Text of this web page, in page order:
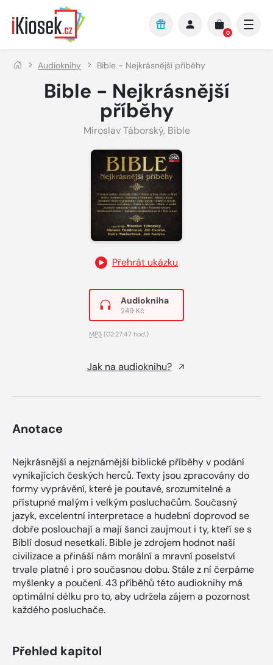
Přejít na hlavní obsah
0
Audioknihy Bible - Nejkrásnější příběhy
Bible - Nejkrásnější
příběhy
Miroslav Táborský, Bible
Přehrát ukázku
Audiokniha
249 Kč
MP3 (02:27:47 hod.)
Jak na audioknihu?
Anotace
Nejkrásnější a nejznámější biblické příběhy v podání
vynikajících českých herců. Texty jsou zpracovány do
formy vyprávění, které je poutavé, srozumitelné a
přístupné malým i velkým posluchačům. Současný
jazyk, excelentní interpretace a hudební doprovod se
dobře poslouchají a mají šanci zaujmout i ty, kteří se s
Biblí dosud nesetkali. Bible je zdrojem hodnot naší
civilizace a přináší nám morální a mravní poselství
trvale platné i pro současnou dobu. Stále z ní čerpáme
myšlenky a poučení. 43 příběhů této audioknihy má
optimální délku pro to, aby udržela zájem a pozornost
každého posluchače.
Přehled kapitol